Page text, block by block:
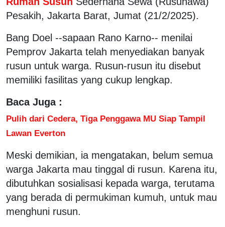
Pesakih, Jakarta Barat, Jumat (21/2/2025).
Bang Doel --sapaan Rano Karno-- menilai
Pemprov Jakarta telah menyediakan banyak
rusun untuk warga. Rusun-rusun itu disebut
memiliki fasilitas yang cukup lengkap.
Baca Juga :
Pulih dari Cedera, Tiga Penggawa MU Siap Tampil
Lawan Everton
Meski demikian, ia mengatakan, belum semua
warga Jakarta mau tinggal di rusun. Karena itu,
dibutuhkan sosialisasi kepada warga, terutama
yang berada di permukiman kumuh, untuk mau
menghuni rusun.